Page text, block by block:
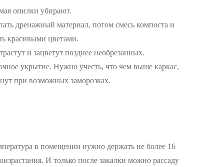
опилки убирают.
дренажный материал, потом смесь компоста и
красивыми цветами.
и зацветут позднее необрезанных.
укрытие. Нужно учесть, что чем выше каркас,
при возможных заморозках.
в помещении нужно держать не более 16
И только после закалки можно рассаду